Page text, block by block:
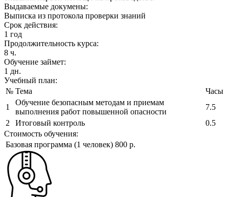
Выдаваемые докумены:
Выписка из протокола проверки знаний
Срок действия:
1 год
Продолжительность курса:
8 ч.
Обучение займет:
1 дн.
Учебный план:
№ Тема
Часы
1
Обучение безопасным методам и приемам
выполнения работ повышенной опасности
7.5
2
Итоговый контроль
0.5
Стоимость обучения:
Базовая программа (1 человек) 800 р.